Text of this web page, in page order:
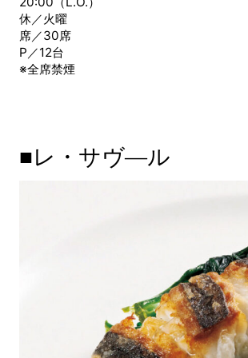
休／火曜
席／30席
P／12台
※全席禁煙
■レ・サヴ―ル